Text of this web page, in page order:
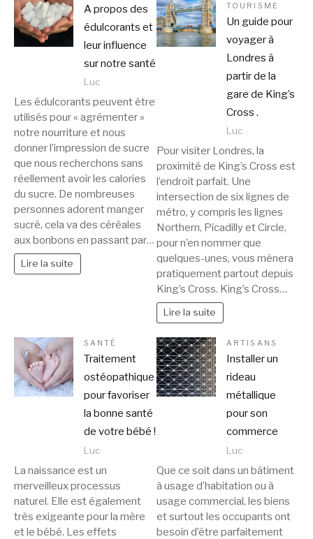
A propos des
édulcorants et
leur influence
sur notre santé
Luc
Les édulcorants peuvent être
utilisés pour « agrémenter »
notre nourriture et nous
donner l’impression de sucre
que nous recherchons sans
réellement avoir les calories
du sucre. De nombreuses
personnes adorent manger
sucré, cela va des céréales
aux bonbons en passant par…
Lire la suite
TOURISME
Un guide pour
voyager à
Londres à
partir de la
gare de King’s
Cross .
Luc
Pour visiter Londres, la
proximité de King’s Cross est
l’endroit parfait. Une
intersection de six lignes de
métro, y compris les lignes
Northern, Picadilly et Circle,
pour n’en nommer que
quelques-unes, vous mènera
pratiquement partout depuis
King’s Cross. King’s Cross…
Lire la suite
SANTÉ
Traitement
ostéopathique
pour favoriser
la bonne santé
de votre bébé !
Luc
La naissance est un
merveilleux processus
naturel. Elle est également
très exigeante pour la mère
et le bébé. Les effets
ARTISANS
Installer un
rideau
métallique
pour son
commerce
Luc
Que ce soit dans un bâtiment
à usage d’habitation ou à
usage commercial, les biens
et surtout les occupants ont
besoin d’être parfaitement